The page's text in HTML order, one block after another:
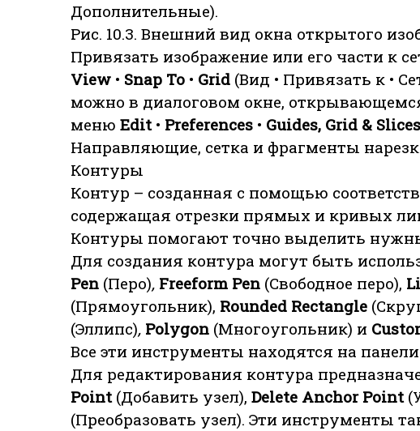
Дополнительные).
Рис. 10.3. Внешний вид окна открытого
Привязать изображение или его части к
View • Snap To • Grid (Вид • Привязать к •
можно в диалоговом окне,
меню Edit• Preferences • Guides, Grid & Slices
Направляющие, сетка и фрагменты
Контуры
Контур – созданная с помощью
содержащая отрезки прямых и кривых
Контуры помогают точно выделить
Для создания контура могут быть
Реn (Перо), Freeform Pen (Свободное перо),
(Прямоугольник), Rounded Rectangle
(Эллипс), Polygon (Многоугольник) и
Все эти инструменты находятся на панели
Для редактирования контура
Point (Добавить узел), Delete Anchor Point
(Преобразовать узел). Эти инструменты